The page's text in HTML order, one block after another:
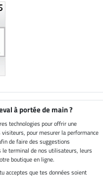
à portée de main ?
technologies pour offrir une
pour mesurer la performance
de faire des suggestions
le terminal de nos utilisateurs, leurs
boutique en ligne.
acceptes que tes données soient